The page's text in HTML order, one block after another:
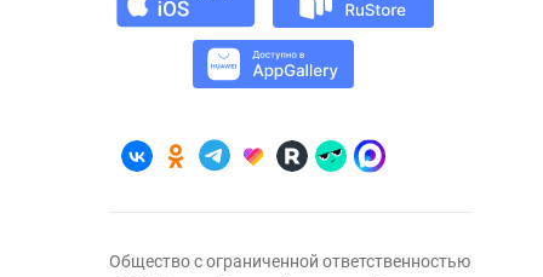
Общество с ограниченной ответственностью